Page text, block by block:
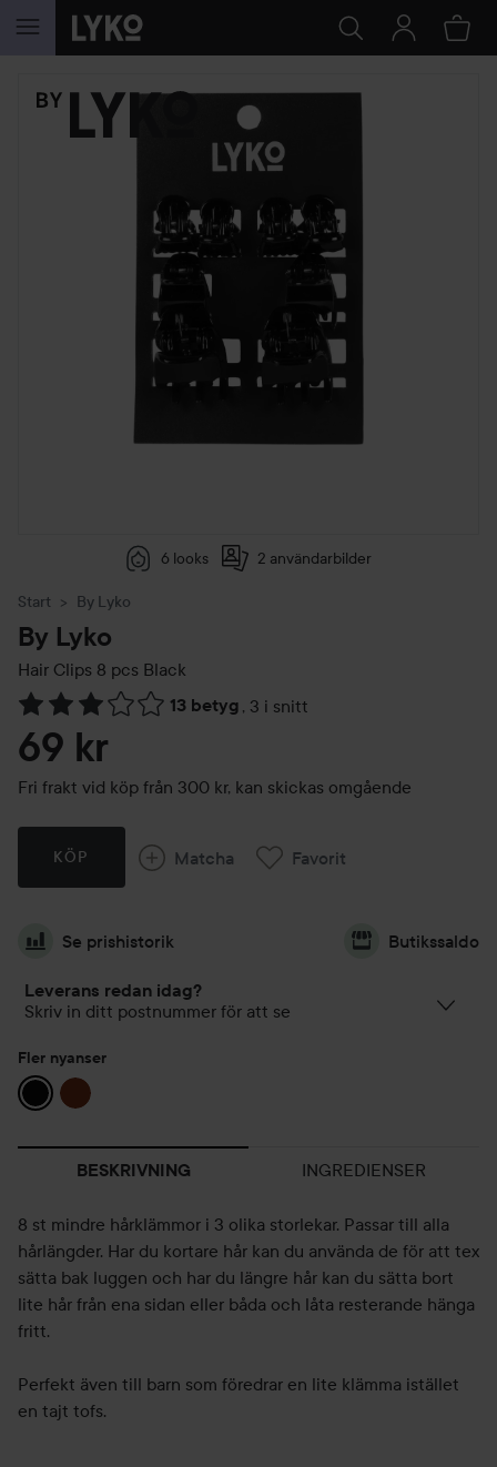
HOPPA TILL INNEHÅLLET
6 looks 2 användarbilder
Start By Lyko
By Lyko
Hair Clips 8 pcs Black
13 betyg , 3 i snitt
Hoppa till Betyg & kommentarer
69 kr
Fri frakt vid köp från 300 kr, kan skickas omgående
KÖP Matcha Favorit
Se prishistorik Butikssaldo
Leverans redan idag?
Skriv in ditt postnummer för att se
Fler nyanser
BESKRIVNING INGREDIENSER
8 st mindre hårklämmor i 3 olika storlekar. Passar till alla
hårlängder. Har du kortare hår kan du använda de för att tex
sätta bak luggen och har du längre hår kan du sätta bort
lite hår från ena sidan eller båda och låta resterande hänga
fritt.
Perfekt även till barn som föredrar en lite klämma istället
en tajt tofs.